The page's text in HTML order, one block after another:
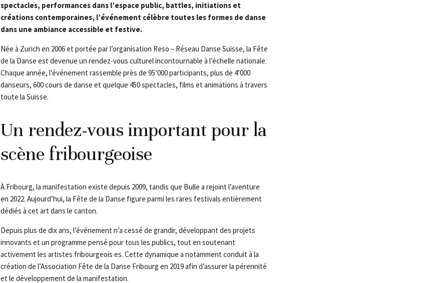
spectacles, performances dans l’espace public, battles, initiations et
créations contemporaines, l’événement célèbre toutes les formes de danse
dans une ambiance accessible et festive.
Née à Zurich en 2006 et portée par l’organisation Reso – Réseau Danse Suisse, la Fête
de la Danse est devenue un rendez-vous culturel incontournable à l’échelle nationale.
Chaque année, l’événement rassemble près de 95’000 participants, plus de 4’000
danseurs, 600 cours de danse et quelque 450 spectacles, films et animations à travers
toute la Suisse.
Un rendez-vous important pour la
scène fribourgeoise
À Fribourg, la manifestation existe depuis 2009, tandis que Bulle a rejoint l’aventure
en 2022. Aujourd’hui, la Fête de la Danse figure parmi les rares festivals entièrement
dédiés à cet art dans le canton.
Depuis plus de dix ans, l’événement n’a cessé de grandir, développant des projets
innovants et un programme pensé pour tous les publics, tout en soutenant
activement les artistes fribourgeois·es. Cette dynamique a notamment conduit à la
création de l’Association Fête de la Danse Fribourg en 2019 afin d’assurer la pérennité
et le développement de la manifestation.